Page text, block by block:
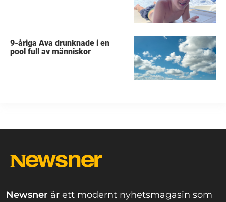
9-åriga Ava drunknade i en
pool full av människor
Newsner är ett modernt nyhetsmagasin som